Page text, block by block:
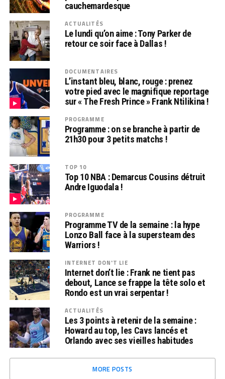
cauchemardesque
ACTUALITÉS
Le lundi qu’on aime : Tony Parker de
retour ce soir face à Dallas !
DOCUMENTAIRES
L’instant bleu, blanc, rouge : prenez
votre pied avec le magnifique reportage
sur « The Fresh Prince » Frank Ntilikina !
PROGRAMME
Programme : on se branche à partir de
21h30 pour 3 petits matchs !
TOP 10
Top 10 NBA : Demarcus Cousins détruit
Andre Iguodala !
PROGRAMME
Programme TV de la semaine : la hype
Lonzo Ball face à la supersteam des
Warriors !
INTERNET DON'T LIE
Internet don’t lie : Frank ne tient pas
debout, Lance se frappe la tête solo et
Rondo est un vrai serpentar !
ACTUALITÉS
Les 3 points à retenir de la semaine :
Howard au top, les Cavs lancés et
Orlando avec ses vieilles habitudes
MORE POSTS